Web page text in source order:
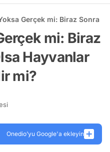
Gerçek mi: Biraz Sonra
mi: Biraz
Hayvanlar
mi?
Onedio’yu Google'a ekleyin